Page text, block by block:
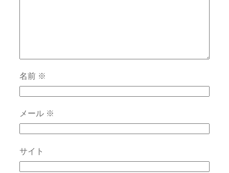
名前 ※
メール ※
サイト